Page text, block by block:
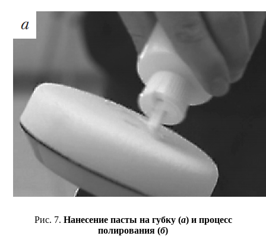
Рис. 7. Нанесение пасты на губку (а) и процесс
полирования (б)